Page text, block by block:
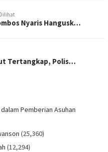
Nyaris Hangusk…
Tertangkap, Polis…
Pemberian Asuhan
(25,360)
(12,294)